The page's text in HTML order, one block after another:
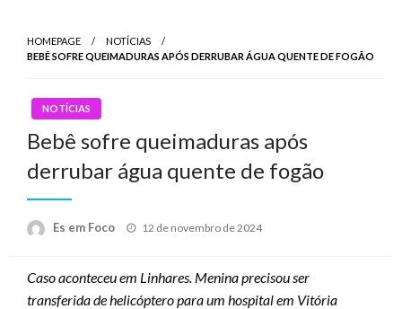
HOMEPAGE
NOTÍCIAS
BEBÊ SOFRE QUEIMADURAS APÓS DERRUBAR ÁGUA QUENTE DE FOGÃO
NOTÍCIAS
Bebê sofre queimaduras após
derrubar água quente de fogão
Es em Foco
Posted
12 de novembro de 2024
Caso aconteceu em Linhares. Menina precisou ser
transferida de helicóptero para um hospital em Vitória